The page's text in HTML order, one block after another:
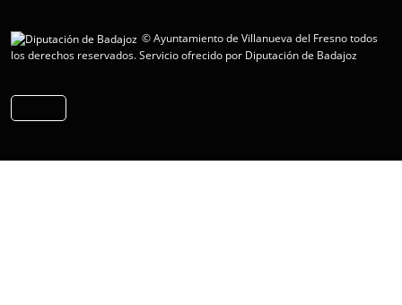
© Ayuntamiento de Villanueva del Fresno todos
los derechos reservados.Servicio ofrecido por Diputación de Badajoz